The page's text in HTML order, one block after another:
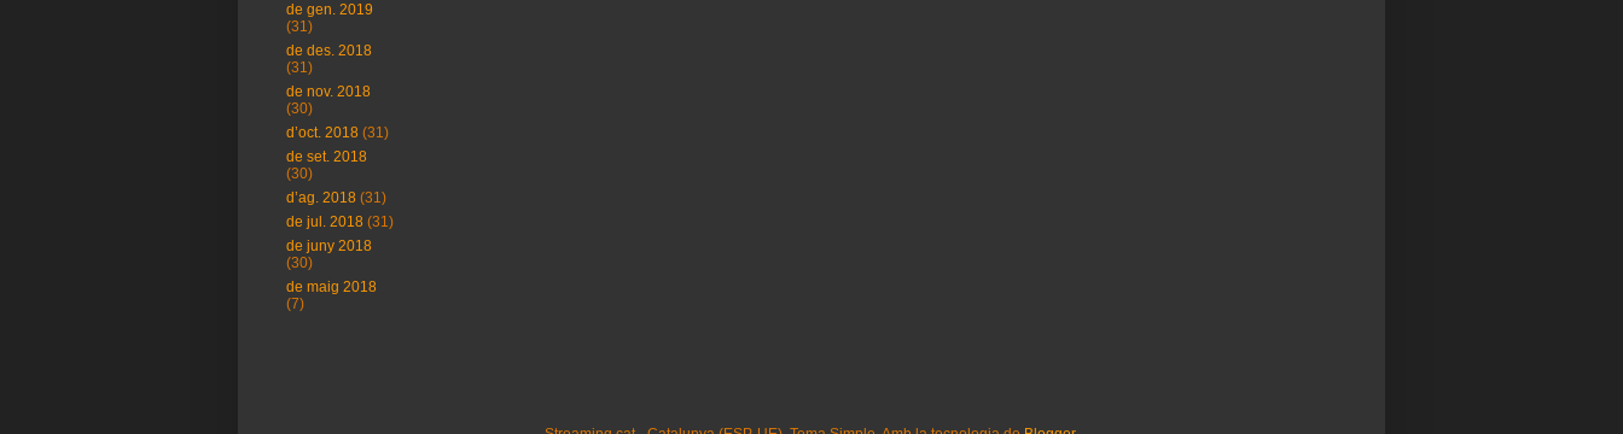
de gen. 2019
(31)
de des. 2018
(31)
de nov. 2018
(30)
d’oct. 2018 (31)
de set. 2018
(30)
d’ag. 2018 (31)
de jul. 2018 (31)
de juny 2018
(30)
de maig 2018
(7)